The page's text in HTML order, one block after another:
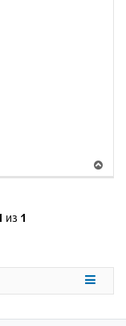
е
с
н
из 1